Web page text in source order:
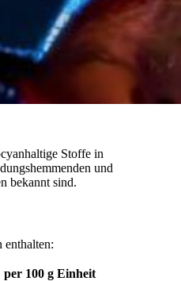
Stoffe in
und
bekannt sind.
enthalten:
per 100 g Einheit